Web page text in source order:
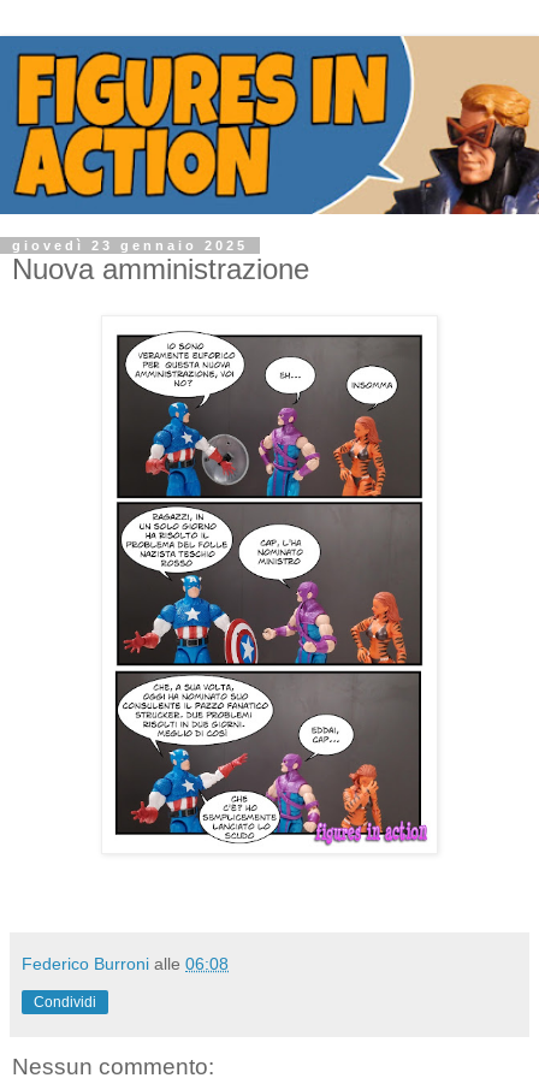
giovedì 23 gennaio 2025
Nuova amministrazione
Federico Burroni alle 06:08
Condividi
Nessun commento: